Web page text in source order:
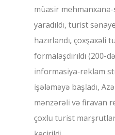
müasir
yaradıldı, turist
hazırlandı, çoxşaxəli
formalaşdırıldı (200-
informasiya-reklam
işələməyə başladı,
mənzərəli və firavan
çoxlu turist